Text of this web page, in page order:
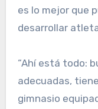
es lo mejor que
desarrollar
“Ahí está todo:
adecua­das,
gimnasio